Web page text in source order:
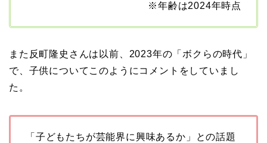
本並健司が元嫁・美千代
画像や離婚理由は？
田村淳と嫁・香那の結婚
馴れ初めは友人の紹介！
※年齢は2024年時点
また反町隆史さんは以前、2023年の「ボクらの時代」
で、子供についてこのようにコメントをしていまし
た。
「子どもたちが芸能界に興味あるか」との話題